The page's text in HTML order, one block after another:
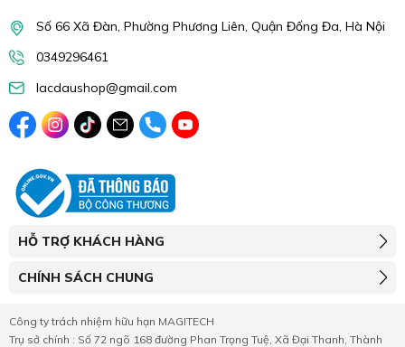
Số 66 Xã Đàn, Phường Phương Liên, Quận Đống Đa, Hà Nội
0349296461
lacdaushop@gmail.com
HỖ TRỢ KHÁCH HÀNG
CHÍNH SÁCH CHUNG
Công ty trách nhiệm hữu hạn MAGITECH
Trụ sở chính : Số 72 ngõ 168 đường Phan Trọng Tuệ, Xã Đại Thanh, Thành